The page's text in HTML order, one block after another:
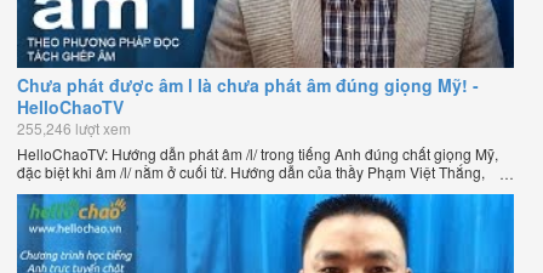
Chưa phát được âm l là chưa phát âm đúng giọng Mỹ! -
HelloChaoTV
255,246 lượt xem
HelloChaoTV: Hướng dẫn phát âm /l/ trong tiếng Anh đúng chất giọng Mỹ,
đặc biệt khi âm /l/ nằm ở cuối từ. Hướng dẫn của thầy Phạm Việt Thắng,
đồng sáng lập HelloChao.vn - Chương trình dạy tiếng Anh trực tuyến chặt
chẽ nhất thế giới.